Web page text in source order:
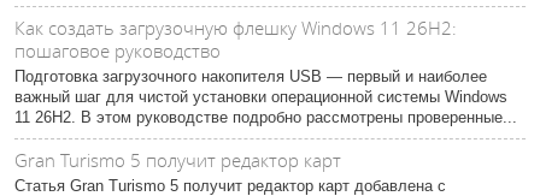
Как создать загрузочную флешку Windows 11 26H2:
пошаговое руководство
Подготовка загрузочного накопителя USB — первый и наиболее
важный шаг для чистой установки операционной системы Windows
11 26H2. В этом руководстве подробно рассмотрены проверенные...
Gran Turismo 5 получит редактор карт
Статья Gran Turismo 5 получит редактор карт добавлена с